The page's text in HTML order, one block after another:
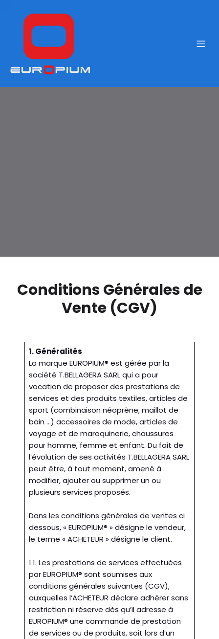
Conditions Générales de
Vente (CGV)
1. Généralités
La marque EUROPIUM® est gérée par la
société T.BELLAGERA SARL qui a pour
vocation de proposer des prestations de
services et des produits textiles, articles de
sport (combinaison néoprène, maillot de
bain …) accessoires de mode, articles de
voyage et de maroquinerie, chaussures
pour homme, femme et enfant. Du fait de
l’évolution de ses activités T.BELLAGERA SARL
peut être, à tout moment, amené à
modifier, ajouter ou supprimer un ou
plusieurs services proposés.
Dans les conditions générales de ventes ci
dessous, « EUROPIUM® » désigne le vendeur,
le terme « ACHETEUR » désigne le client.
1.1. Les prestations de services effectuées
par EUROPIUM® sont soumises aux
conditions générales suivantes (CGV),
auxquelles l’ACHETEUR déclare adhérer sans
restriction ni réserve dès qu’il adresse à
EUROPIUM® une commande de prestation
de services ou de produits, soit lors d’un